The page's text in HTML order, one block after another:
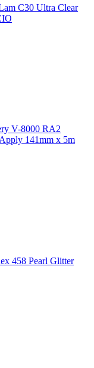
C30 Ultra Clear
V-8000 RA2
141mm x 5m
458 Pearl Glitter